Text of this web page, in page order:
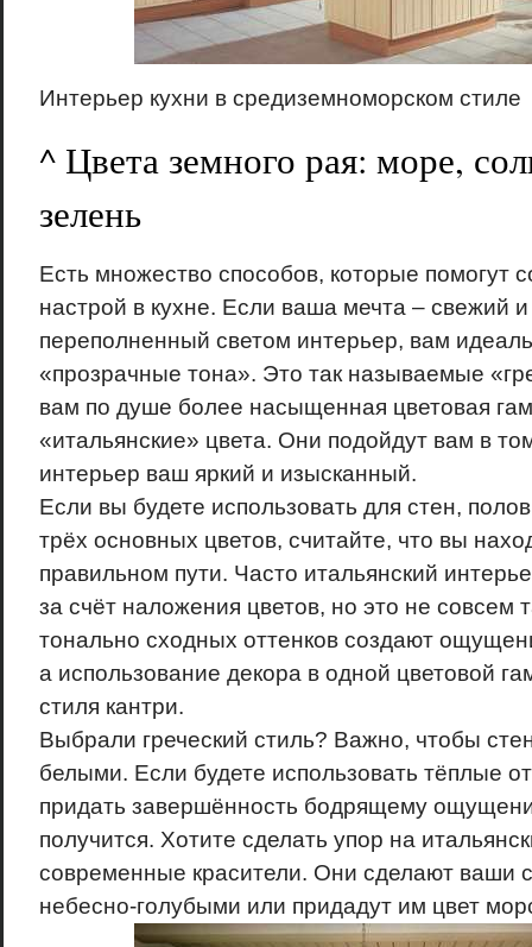
Интерьер кухни в средиземноморском стиле
^ Цвета земного рая: море,
зелень
Есть множество способов, которые помогут
настрой в кухне. Если ваша мечта – свежий
переполненный светом интерьер, вам
«прозрачные тона». Это так называемые
вам по душе более насыщенная цветовая
«итальянские» цвета. Они подойдут вам в
интерьер ваш яркий и изысканный.
Если вы будете использовать для стен,
трёх основных цветов, считайте, что вы
правильном пути. Часто итальянский
за счёт наложения цветов, но это не совсем
тонально сходных оттенков создают
а использование декора в одной цветовой
стиля кантри.
Выбрали греческий стиль? Важно, чтобы
белыми. Если будете использовать тёплые
придать завершённость бодрящему
получится. Хотите сделать упор на
современные красители. Они сделают ваши
небесно-голубыми или придадут им цвет